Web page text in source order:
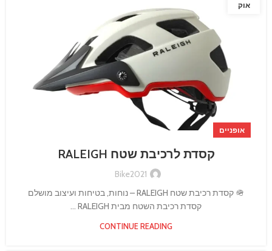
אוק
אופניים
קסדת לרכיבת שטח RALEIGH
Bike2021
🪖 קסדת רכיבת שטח RALEIGH – נוחות, בטיחות ועיצוב מושלם
קסדת רכיבת השטח מבית RALEIGH ...
CONTINUE READING